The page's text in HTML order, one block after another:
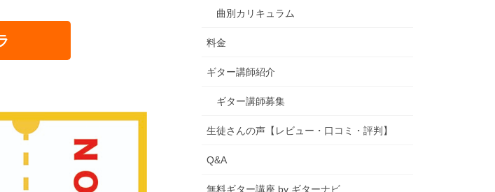
曲別カリキュラム
料金
ギター講師紹介
ギター講師募集
生徒さんの声【レビュー・口コミ・評判】
Q&A
無料ギター講座 by ギターナビ